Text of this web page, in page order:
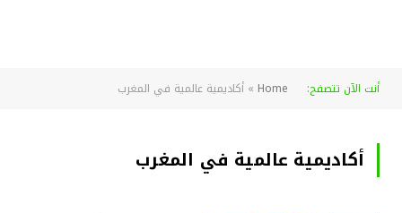
أنت الآن تتصفح: Home
» أكاديمية عالمية في المغرب
أكاديمية عالمية في المغرب